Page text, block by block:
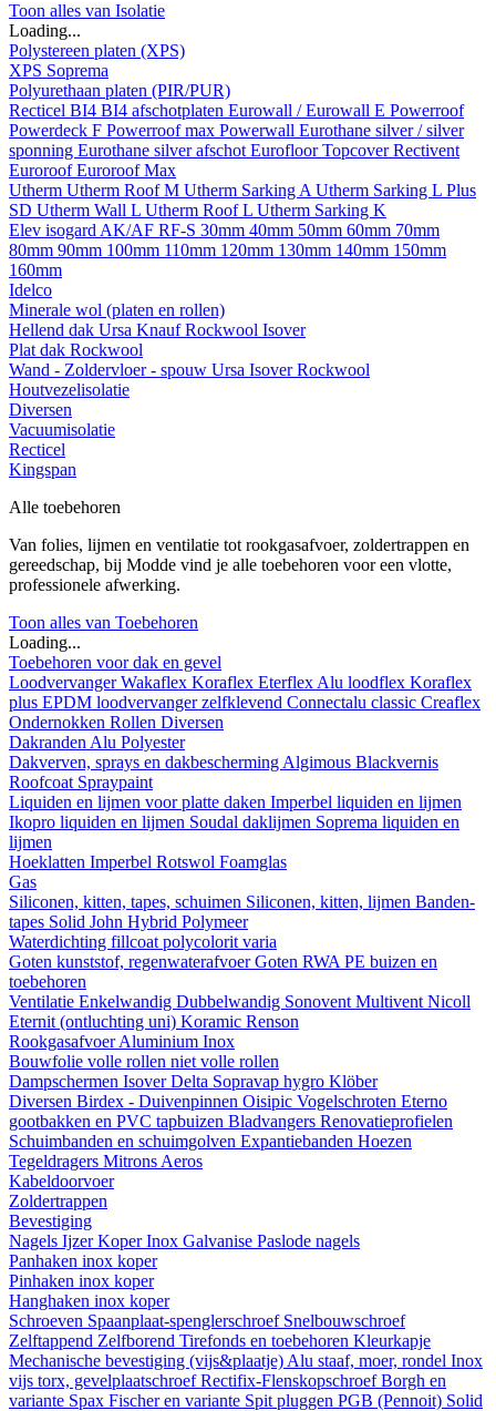
Toon alles van Isolatie
Loading...
Polystereen platen (XPS)
XPS Soprema
Polyurethaan platen (PIR/PUR)
Recticel BI4 BI4 afschotplaten Eurowall / Eurowall E Powerroof
Powerdeck F Powerroof max Powerwall Eurothane silver / silver
sponning Eurothane silver afschot EurofloorTopcoverRectivent
EuroroofEuroroof Max
Utherm Utherm Roof M Utherm Sarking A Utherm Sarking L Plus
SD Utherm Wall L Utherm Roof L Utherm Sarking K
Elev isogard AK/AF RF-S 30mm 40mm 50mm 60mm 70mm
80mm 90mm 100mm 110mm 120mm 130mm 140mm 150mm
160mm
Idelco
Minerale wol (platen en rollen)
Hellend dak Ursa KnaufRockwool Isover
Plat dak Rockwool
Wand - Zoldervloer - spouw Ursa IsoverRockwool
Houtvezelisolatie
Diversen
Vacuumisolatie
Recticel
Kingspan
Alle toebehoren
Van folies, lijmen en ventilatie tot rookgasafvoer, zoldertrappen en
gereedschap, bij Modde vind je alle toebehoren voor een vlotte,
professionele afwerking.
Toon alles van Toebehoren
Loading...
Toebehoren voor dak en gevel
LoodvervangerWakaflex Koraflex Eterflex Alu loodflex Koraflex
plus EPDM loodvervanger zelfklevend Connectalu classic Creaflex
Ondernokken Rollen Diversen
Dakranden Alu Polyester
Dakverven, sprays en dakbescherming Algimous Blackvernis
Roofcoat Spraypaint
Liquiden en lijmen voor platte daken Imperbel liquiden en lijmen
Ikopro liquiden en lijmen Soudal daklijmen Soprema liquiden en
lijmen
Hoeklatten Imperbel Rotswol Foamglas
Gas
Siliconen, kitten, tapes, schuimen Siliconen, kitten, lijmen Banden-
tapes Solid John Hybrid Polymeer
Waterdichting fillcoat polycolorit varia
Goten kunststof, regenwaterafvoerGoten RWA PE buizen en
toebehoren
Ventilatie Enkelwandig Dubbelwandig Sonovent Multivent Nicoll
Eternit (ontluchting uni) Koramic Renson
RookgasafvoerAluminium Inox
Bouwfolie volle rollen niet volle rollen
Dampschermen IsoverDelta Sopravap hygro Klöber
Diversen Birdex - Duivenpinnen Oisipic Vogelschroten Eterno
gootbakken en PVC tapbuizen Bladvangers Renovatieprofielen
Schuimbanden en schuimgolven Expantiebanden Hoezen
Tegeldragers Mitrons Aeros
Kabeldoorvoer
Zoldertrappen
Bevestiging
Nagels IjzerKoperInox Galvanise Paslode nagels
Panhaken inox koper
Pinhaken inox koper
Hanghaken inox koper
Schroeven Spaanplaat-spenglerschroef Snelbouwschroef
Zelftappend Zelfborend Tirefonds en toebehoren Kleurkapje
Mechanische bevestiging (vijs&plaatje) Alu staaf, moer, rondel Inox
vijs torx, gevelplaatschroefRectifix-FlenskopschroefBorgh en
variante Spax Fischer en variante Spit pluggen PGB (Pennoit) Solid